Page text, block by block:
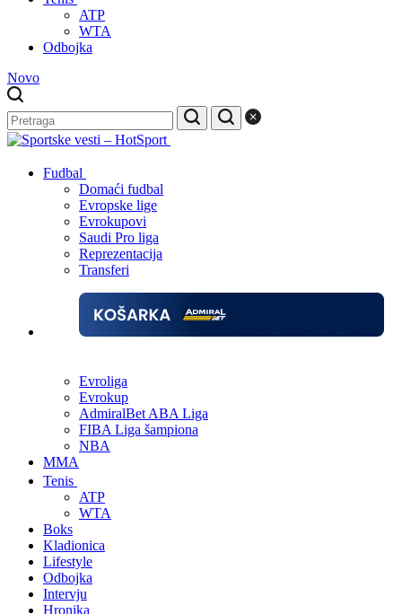
ATP
WTA
Odbojka
Novo
Fudbal
Domaći fudbal
Evropske lige
Evrokupovi
Saudi Pro liga
Reprezentacija
Transferi
Evroliga
Evrokup
AdmiralBet ABA Liga
FIBA Liga šampiona
NBA
MMA
Tenis
ATP
WTA
Boks
Kladionica
Lifestyle
Odbojka
Intervju
Hronika